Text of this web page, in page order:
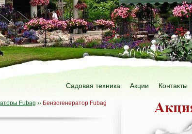
Садовая техника Акции Контакты
Fubag ›› Бензогенератор Fubag